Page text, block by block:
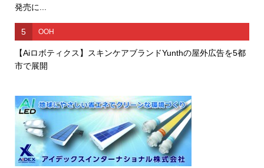
発売に...
5 OOH
【Aiロボティクス】スキンケアブランドYunthの屋外広告を5都
市で展開